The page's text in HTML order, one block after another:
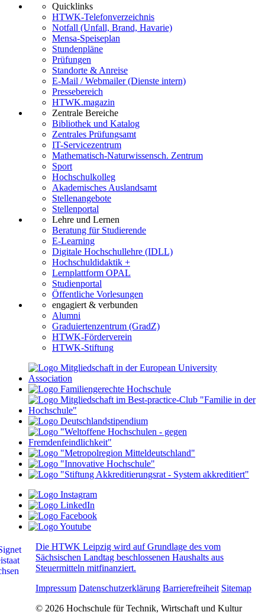
Quicklinks
HTWK-Telefonverzeichnis
Notfall (Unfall, Brand, Havarie)
Mensa-Speiseplan
Stundenpläne
Prüfungen
Standorte & Anreise
E-Mail / Webmailer (Dienste intern)
Pressebereich
HTWK.magazin
Zentrale Bereiche
Bibliothek und Katalog
Zentrales Prüfungsamt
IT-Servicezentrum
Mathematisch-Naturwissensch. Zentrum
Sport
Hochschulkolleg
Akademisches Auslandsamt
Stellenangebote
Stellenportal
Lehre und Lernen
Beratung für Studierende
E-Learning
Digitale Hochschullehre (IDLL)
Hochschuldidaktik +
Lernplattform OPAL
Studienportal
Öffentliche Vorlesungen
engagiert & verbunden
Alumni
Graduiertenzentrum (GradZ)
HTWK-Förderverein
HTWK-Stiftung
Die HTWK Leipzig wird auf Grundlage des vom
Sächsischen Landtag beschlossenen Haushalts aus
Steuermitteln mitfinanziert.
Impressum Datenschutzerklärung Barrierefreiheit Sitemap
© 2026 Hochschule für Technik, Wirtschaft und Kultur